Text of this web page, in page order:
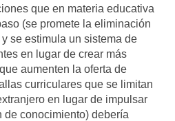
que en materia educativa
(se promete la eliminación
se estimula un sistema de
en lugar de crear más
aumenten la oferta de
curriculares que se limitan
en lugar de impulsar
de conocimiento) debería